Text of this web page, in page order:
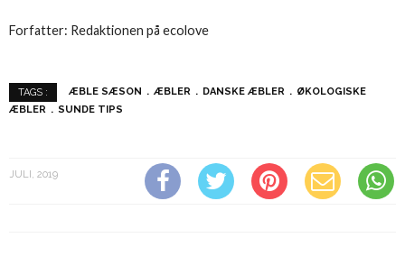
Forfatter: Redaktionen på ecolove
TAGS : ÆBLE SÆSON ÆBLER DANSKE ÆBLER
ØKOLOGISKE
ÆBLER
SUNDE TIPS
JULI, 2019